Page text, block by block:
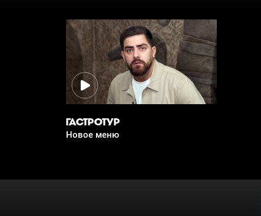
ГАСТРОТУР
Новое меню